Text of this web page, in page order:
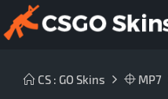
CS : GO Skins MP7